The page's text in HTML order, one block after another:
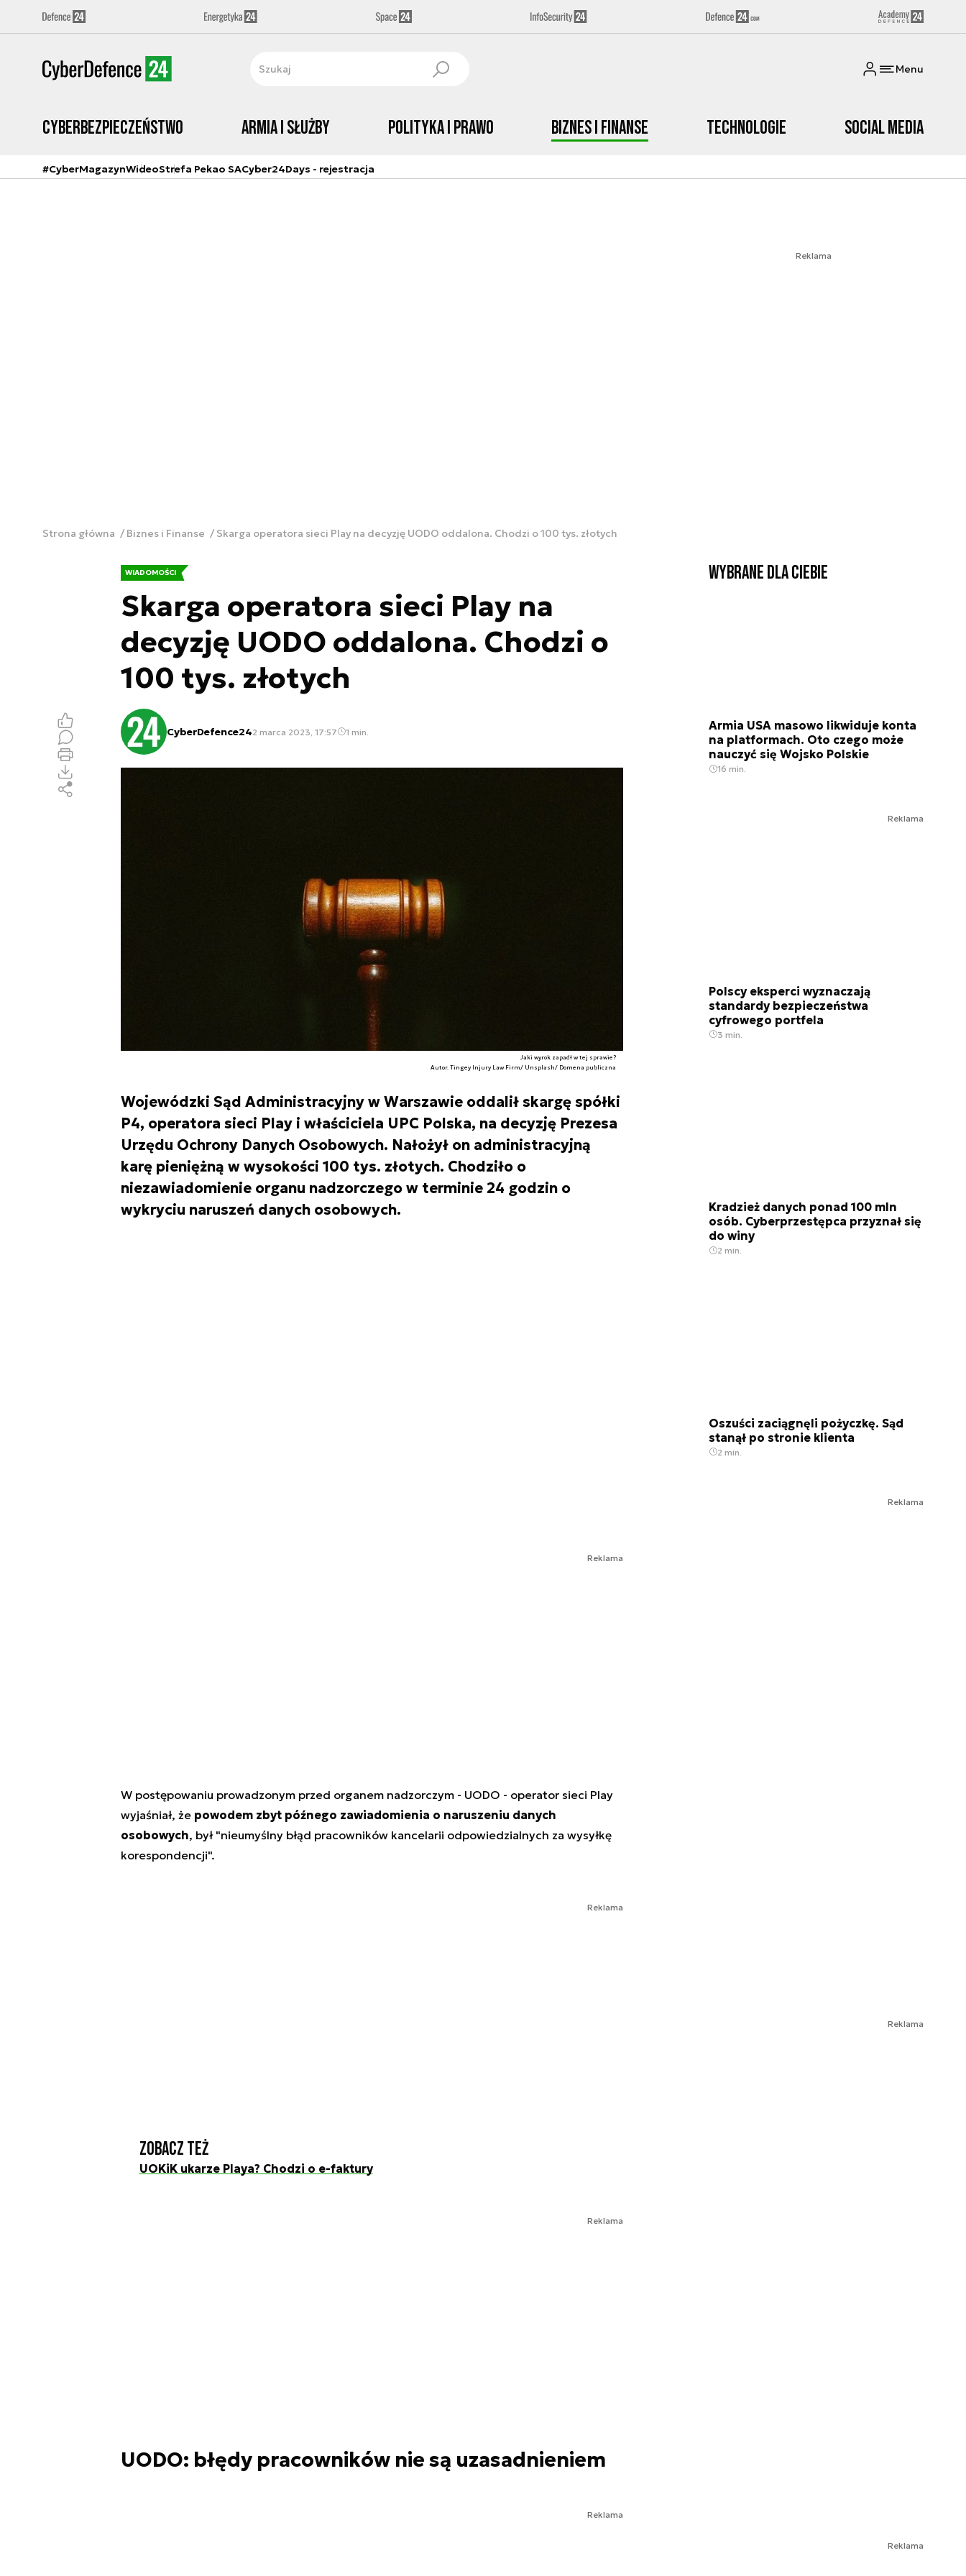
Menu
Cyberbezpieczeństwo Armia i Służby Polityka i prawo Biznes i Finanse Technologie Social media
#CyberMagazynWideoStrefa Pekao SACyber24Days - rejestracja
Reklama
Strona główna Biznes i Finanse Skarga operatora sieci Play na decyzję UODO oddalona. Chodzi o 100 tys. złotych
WIADOMOŚCI
Skarga operatora sieci Play na
decyzję UODO oddalona. Chodzi o
100 tys. złotych
CyberDefence242 marca 2023, 17:57 1 min.
Jaki wyrok zapadł w tej sprawie?
Autor. Tingey Injury Law Firm/ Unsplash/ Domena publiczna
Wojewódzki Sąd Administracyjny w Warszawie oddalił skargę spółki
P4, operatora sieci Play i właściciela UPC Polska, na decyzję Prezesa
Urzędu Ochrony Danych Osobowych. Nałożył on administracyjną
karę pieniężną w wysokości 100 tys. złotych. Chodziło o
niezawiadomienie organu nadzorczego w terminie 24 godzin o
wykryciu naruszeń danych osobowych.
Reklama
W postępowaniu prowadzonym przed organem nadzorczym - UODO - operator sieci Play
wyjaśniał, że powodem zbyt późnego zawiadomienia o naruszeniu danych
osobowych, był "nieumyślny błąd pracowników kancelarii odpowiedzialnych za wysyłkę
korespondencji".
Reklama
Zobacz też
UOKiK ukarze Playa? Chodzi o e-faktury
Reklama
UODO: błędy pracowników nie są uzasadnieniem
Reklama
Wybrane dla Ciebie
Armia USA masowo likwiduje konta
na platformach. Oto czego może
nauczyć się Wojsko Polskie
16 min.
Reklama
Polscy eksperci wyznaczają
standardy bezpieczeństwa
cyfrowego portfela
3 min.
Kradzież danych ponad 100 mln
osób. Cyberprzestępca przyznał się
do winy
2 min.
Oszuści zaciągnęli pożyczkę. Sąd
stanął po stronie klienta
2 min.
Reklama
Reklama
Reklama